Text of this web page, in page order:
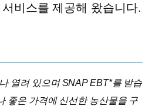
비스를 제공해 왔습니다.
열려 있으며 SNAP EBT*를 받습
좋은 가격에 신선한 농산물을 구